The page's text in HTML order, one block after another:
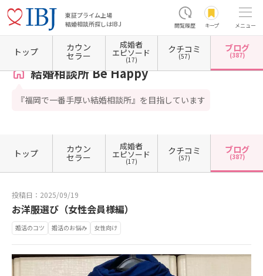
東証プライム上場
結婚相談所探しはIBJ
閲覧履歴 キープ メニュー
ホーム 福岡県の結婚相談所 福岡県福岡市 福岡県福岡市博多区 結婚相談所 Be Happy
結婚相談所 Be Happy
『福岡で一番手厚い結婚相談所』を目指しています
トップ カウン
セラー
成婚者
エピソード
(17)
クチコミ
(57)
ブログ
(387)
トップ カウン
セラー
成婚者
エピソード
(17)
クチコミ
(57)
ブログ
(387)
投稿日：2025/09/19
お洋服選び（女性会員様編）
婚活のコツ 婚活のお悩み 女性向け